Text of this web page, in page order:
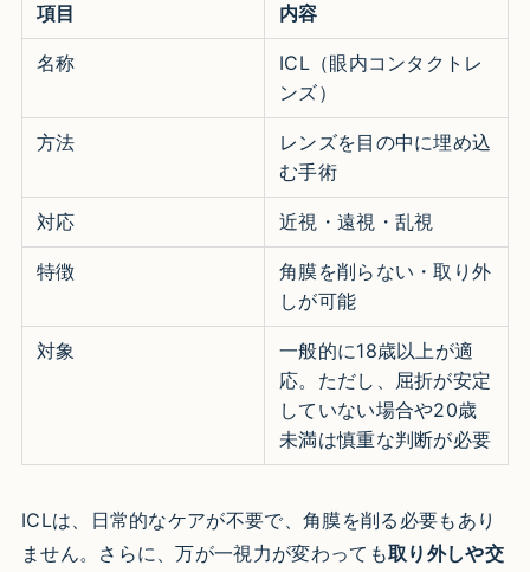
項目 内容
名称
ICL（眼内コンタクトレ
ンズ）
方法
レンズを目の中に埋め込
む手術
対応 近視・遠視・乱視
特徴
角膜を削らない・取り外
しが可能
対象
一般的に18歳以上が適
応。ただし、屈折が安定
していない場合や20歳
未満は慎重な判断が必要
ICLは、日常的なケアが不要で、角膜を削る必要もあり
ません。さらに、万が一視力が変わっても取り外しや交